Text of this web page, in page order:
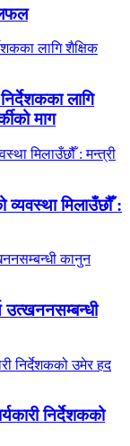
निर्देशकका लागि
माग
व्यवस्था मिलाउँछौँ :
उत्खननसम्बन्धी
निर्देशकको